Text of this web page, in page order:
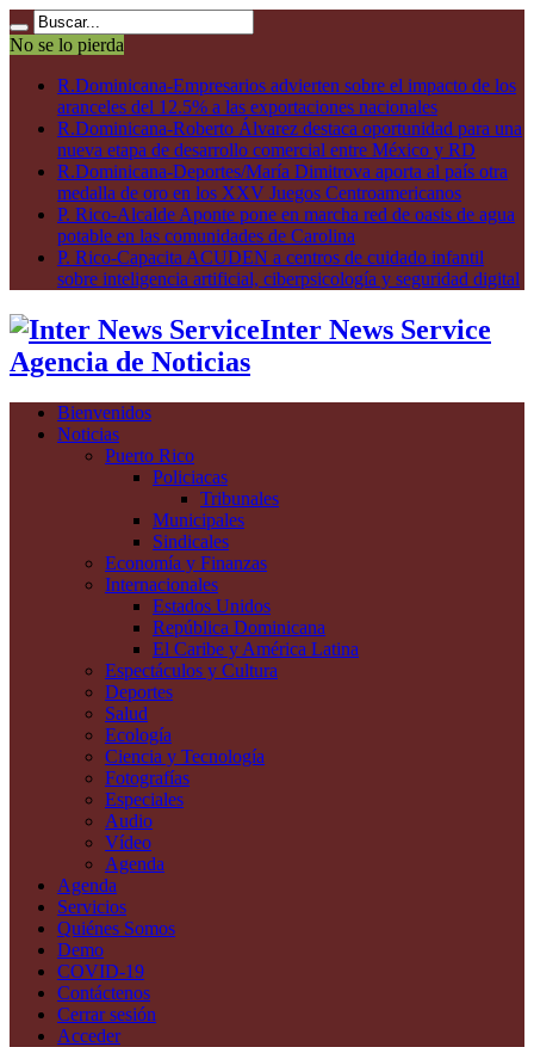
No se lo pierda
R.Dominicana-Empresarios advierten sobre el impacto de los
aranceles del 12.5% a las exportaciones nacionales
R.Dominicana-Roberto Álvarez destaca oportunidad para una
nueva etapa de desarrollo comercial entre México y RD
R.Dominicana-Deportes/María Dimitrova aporta al país otra
medalla de oro en los XXV Juegos Centroamericanos
P. Rico-Alcalde Aponte pone en marcha red de oasis de agua
potable en las comunidades de Carolina
P. Rico-Capacita ACUDEN a centros de cuidado infantil
sobre inteligencia artificial, ciberpsicología y seguridad digital
Inter News Service
Agencia de Noticias
Bienvenidos
Noticias
Puerto Rico
Policiacas
Tribunales
Municipales
Sindicales
Economía y Finanzas
Internacionales
Estados Unidos
República Dominicana
El Caribe y América Latina
Espectáculos y Cultura
Deportes
Salud
Ecología
Ciencia y Tecnología
Fotografías
Especiales
Audio
Vídeo
Agenda
Agenda
Servicios
Quiénes Somos
Demo
COVID-19
Contáctenos
Cerrar sesión
Acceder